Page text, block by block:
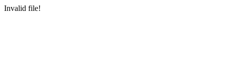
Invalid file!